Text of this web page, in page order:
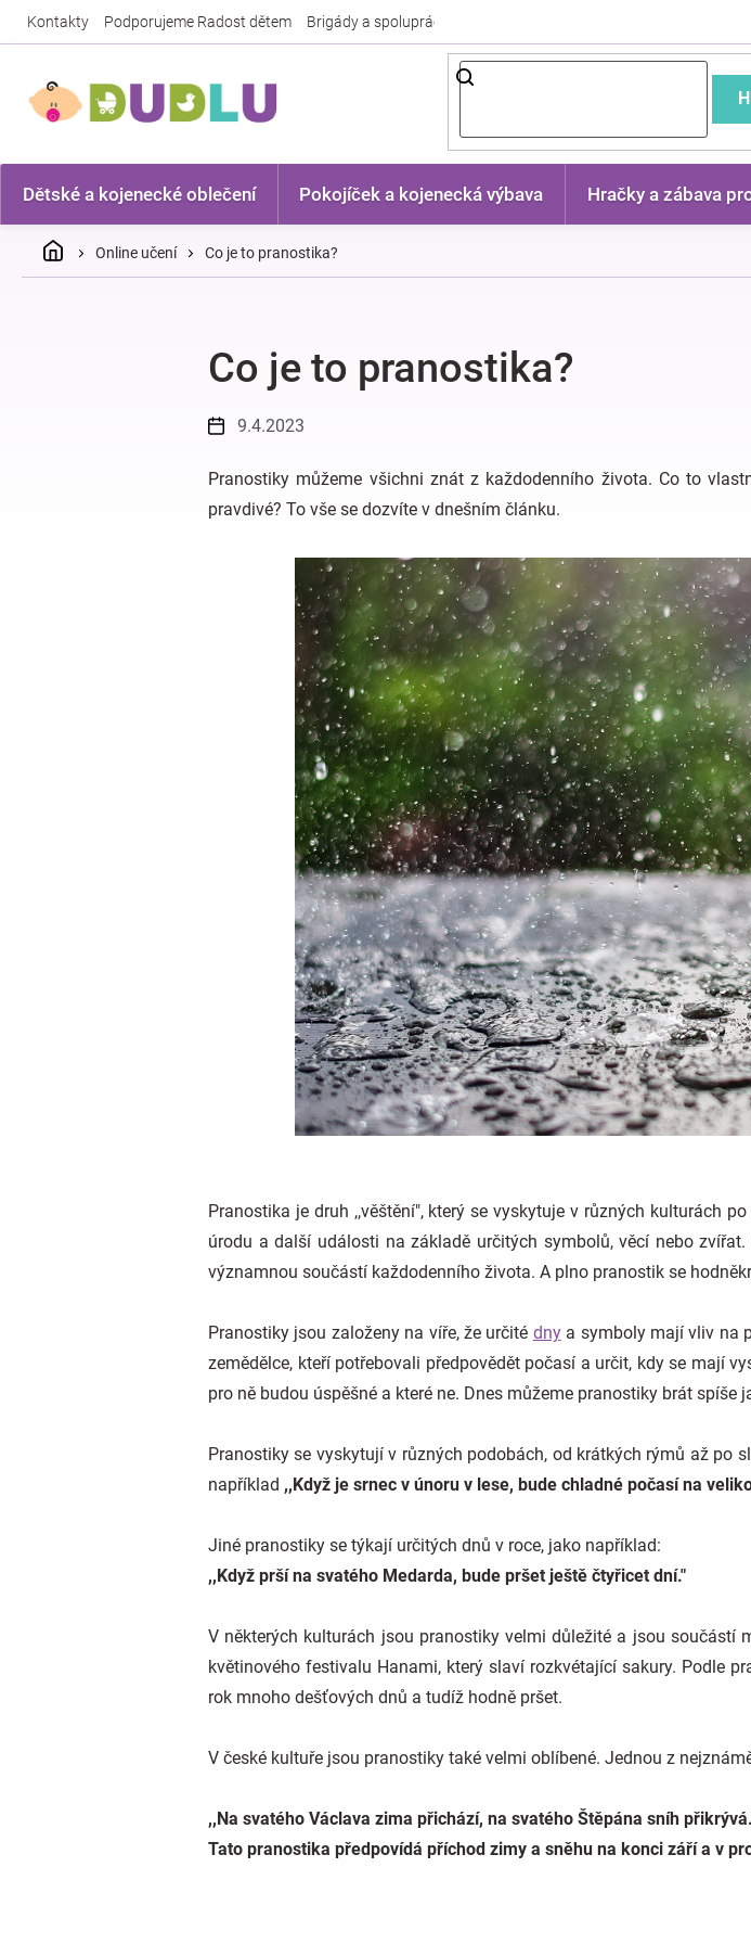
Kontakty Podporujeme Radost dětem Brigády a spolupráce
Dětské a kojenecké oblečení Pokojíček a kojenecká výbava Hračky a zábava
DomůOnline učení Co je to pranostika?
Co je to pranostika?
9.4.2023
Pranostiky můžeme všichni znát z každodenního života. Co to
pravdivé? To vše se dozvíte v dnešním článku.
Pranostika je druh ,,věštění", který se vyskytuje v různých kulturách
úrodu a další události na základě určitých symbolů, věcí nebo
významnou součástí každodenního života. A plno pranostik se
Pranostiky jsou založeny na víře, že určité dnya symboly mají vliv na
zemědělce, kteří potřebovali předpovědět počasí a určit, kdy se mají
pro ně budou úspěšné a které ne. Dnes můžeme pranostiky brát
Pranostiky se vyskytují v různých podobách, od krátkých rýmů až po
například ,,Když je srnec v únoru v lese, bude chladné počasí na
Jiné pranostiky se týkají určitých dnů v roce, jako například:
,,Když prší na svatého Medarda, bude pršet ještě čtyřicet dní."
V některých kulturách jsou pranostiky velmi důležité a jsou
květinového festivalu Hanami, který slaví rozkvétající sakury. Podle
rok mnoho dešťových dnů a tudíž hodně pršet.
V české kultuře jsou pranostiky také velmi oblíbené. Jednou z
,,Na svatého Václava zima přichází, na svatého Štěpána sníh
Tato pranostika předpovídá příchod zimy a sněhu na konci září a v